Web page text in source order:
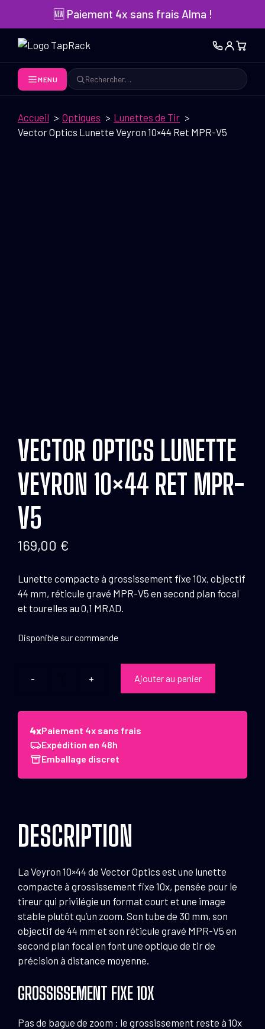
contenu
🆕 Paiement 4x sans frais Alma !
MENU
Rechercher
Accueil Optiques
Lunettes de Tir
Vector Optics Lunette Veyron 10×44 Ret MPR-V5
VECTOR OPTICS LUNETTE
VEYRON 10×44 RET MPR-
V5
169,00 €
Lunette compacte à grossissement fixe 10x, objectif
44 mm, réticule gravé MPR-V5 en second plan focal
et tourelles au 0,1 MRAD.
Disponible sur commande
quantité
Vector
Optics
Lunette
Veyron
Ajouter au panier
Paiement 4x sans frais
Expédition en 48h
Emballage discret
DESCRIPTION
La Veyron 10×44 de Vector Optics est une lunette
compacte à grossissement fixe 10x, pensée pour le
tireur qui privilégie un format court et une image
stable plutôt qu’un zoom. Son tube de 30 mm, son
objectif de 44 mm et son réticule gravé MPR-V5 en
second plan focal en font une optique de tir de
précision à distance moyenne.
GROSSISSEMENT FIXE 10X
Pas de bague de zoom : le grossissement reste à 10x